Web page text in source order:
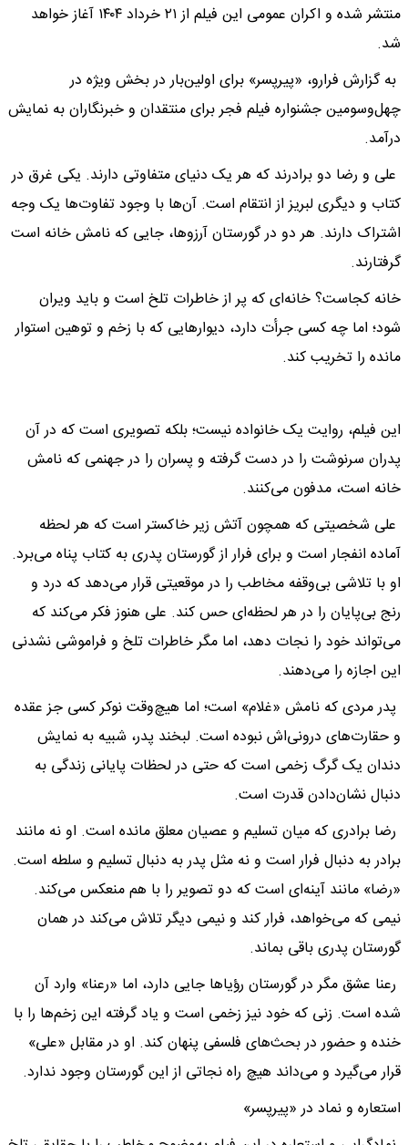
منتشر شده و اکران عمومی این فیلم از ۲۱ خرداد ۱۴۰۴ آغاز خواهد
شد.
به گزارش فرارو، «پیرپسر» برای اولین‌بار در بخش ویژه در
چهل‌و‌سومین جشنواره فیلم فجر برای منتقدان و خبرنگاران به نمایش
درآمد.
علی و رضا دو برادرند که هر یک دنیای متفاوتی دارند. یکی غرق در
کتاب و دیگری لبریز از انتقام است. آن‌ها با وجود تفاوت‌ها یک وجه
اشتراک دارند. هر دو در گورستان آرزوها، جایی که نامش خانه است
گرفتارند.
خانه کجاست؟ خانه‌ای که پر از خاطرات تلخ است و باید ویران
شود؛ اما چه کسی جرأت دارد، دیوارهایی که با زخم و توهین استوار
مانده را تخریب کند.
این فیلم، روایت یک خانواده نیست؛ بلکه تصویری است که در آن
پدران سرنوشت را در دست گرفته و پسران را در جهنمی که نامش
خانه است، مدفون می‌کنند.
علی شخصیتی که همچون آتش زیر خاکستر است که هر لحظه
آماده انفجار است و برای فرار از گورستان پدری به کتاب پناه می‌برد.
او با تلاشی بی‌وقفه مخاطب را در موقعیتی قرار می‌دهد که درد و
رنج بی‌پایان را در هر لحظه‌ای حس کند. علی هنوز فکر می‌کند که
می‌تواند خود را نجات دهد، اما مگر خاطرات تلخ و فراموشی نشدنی
این اجازه را می‌دهند.
پدر مردی که نامش «غلام» است؛ اما هیچ‌وقت نوکر کسی جز عقده
و حقارت‌های درونی‌اش نبوده است. لبخند پدر، شبیه به نمایش
دندان یک گرگ زخمی است که حتی در لحظات پایانی زندگی به
دنبال نشان‌دادن قدرت است.
رضا برادری که میان تسلیم و عصیان معلق مانده است. او نه مانند
برادر به دنبال فرار است و نه مثل پدر به دنبال تسلیم و سلطه است.
«رضا» مانند آینه‌ای است که دو تصویر را با هم منعکس می‌کند.
نیمی که می‌خواهد، فرار کند و نیمی دیگر تلاش می‌کند در همان
گورستان پدری باقی بماند.
رعنا عشق مگر در گورستان رؤیاها جایی دارد، اما «رعنا» وارد آن
شده است. زنی که خود نیز زخمی است و یاد گرفته این زخم‌ها را با
خنده و حضور در بحث‌های فلسفی پنهان کند. او در مقابل «علی»
قرار می‌گیرد و می‌داند هیچ راه نجاتی از این گورستان وجود ندارد.
استعاره و نماد در «پیر‌پسر»